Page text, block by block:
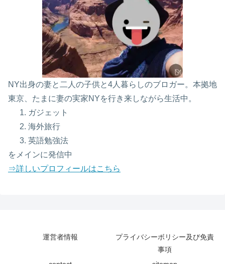
NY出身の妻と二人の子供と4人暮らしのブロガー。本拠地
東京、たまに妻の実家NYを行き来しながら生活中。
ガジェット
海外旅行
英語勉強法
をメインに発信中
⇒詳しいプロフィールはこちら
運営者情報
プライバシーボリシー及び免責
事項